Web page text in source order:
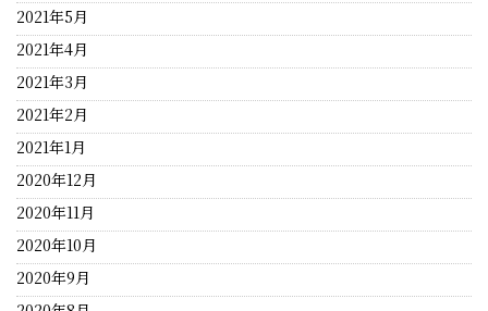
2021年5月
2021年4月
2021年3月
2021年2月
2021年1月
2020年12月
2020年11月
2020年10月
2020年9月